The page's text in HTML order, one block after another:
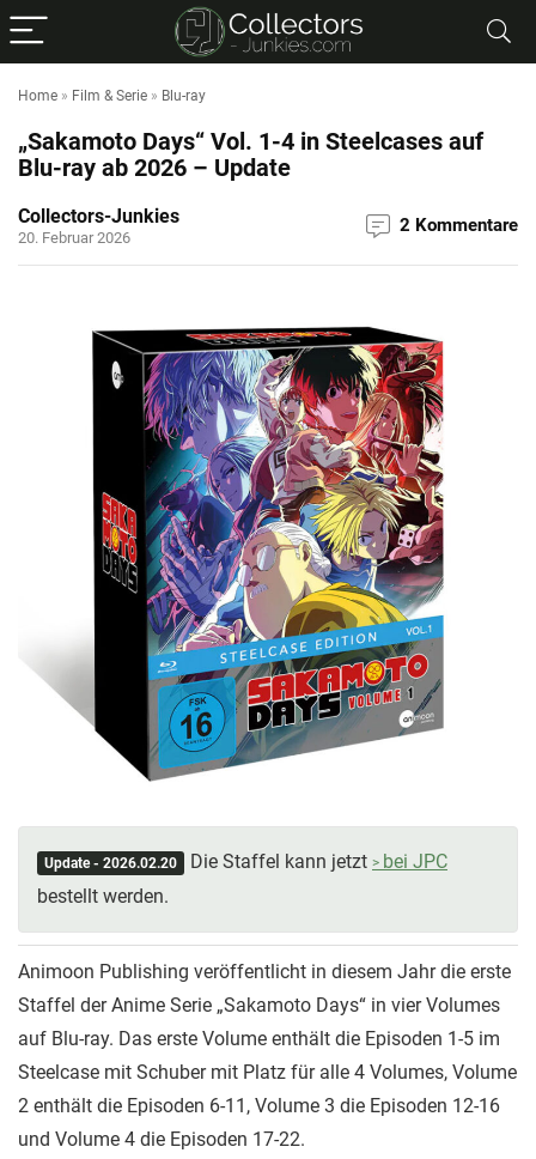
Home » Film & Serie » Blu-ray
„Sakamoto Days“ Vol. 1-4 in Steelcases auf
Blu-ray ab 2026 – Update
Collectors-Junkies
20. Februar 2026
2 Kommentare
Update - 2026.02.20 Die Staffel kann jetzt
bei JPC
bestellt werden.
Animoon Publishing veröffentlicht in diesem Jahr die erste
Staffel der Anime Serie „Sakamoto Days“ in vier Volumes
auf Blu-ray. Das erste Volume enthält die Episoden 1-5 im
Steelcase mit Schuber mit Platz für alle 4 Volumes, Volume
2 enthält die Episoden 6-11, Volume 3 die Episoden 12-16
und Volume 4 die Episoden 17-22.